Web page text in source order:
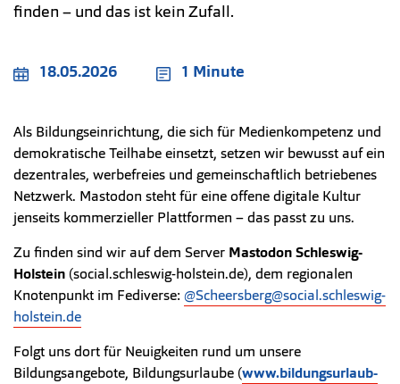
finden – und das ist kein Zufall.
18.05.2026 1 Minute
Als Bildungseinrichtung, die sich für Medienkompetenz und
demokratische Teilhabe einsetzt, setzen wir bewusst auf ein
dezentrales, werbefreies und gemeinschaftlich betriebenes
Netzwerk. Mastodon steht für eine offene digitale Kultur
jenseits kommerzieller Plattformen – das passt zu uns.
Zu finden sind wir auf dem Server Mastodon Schleswig-
Holstein (social.schleswig-holstein.de), dem regionalen
Knotenpunkt im Fediverse: @Scheersberg@social.schleswig-
holstein.de
Folgt uns dort für Neuigkeiten rund um unsere
Bildungsangebote, Bildungsurlaube (www.bildungsurlaub-